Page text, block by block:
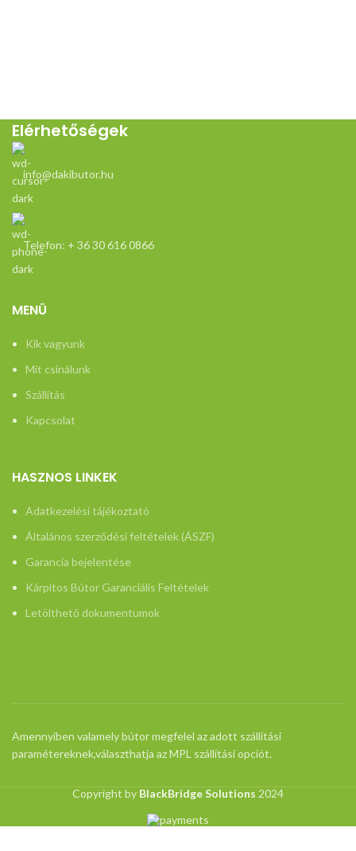
Elérhetőségek
info@dakibutor.hu
Telefon: + 36 30 616 0866
MENÜ
Kik vagyunk
Mit csinálunk
Szállítás
Kapcsolat
HASZNOS LINKEK
Adatkezelési tájékoztató
Általános szerződési feltételek (ÁSZF)
Garancia bejelentése
Kárpitos Bútor Garanciális Feltételek
Letölthető dokumentumok
Amennyiben valamely bútor megfelel az adott szállítási
paramétereknek,választhatja az MPL szállítási opciót.
Copyright by BlackBridge Solutions 2024